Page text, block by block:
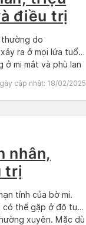
điều trị
thường do
ra ở mọi lứa tuổi.
ở mi mắt và phù lan
cập nhật: 18/02/2025
nhân,
trị
tính của bờ mi.
có thể gặp ở độ tuổi
xuyên. Mặc dù